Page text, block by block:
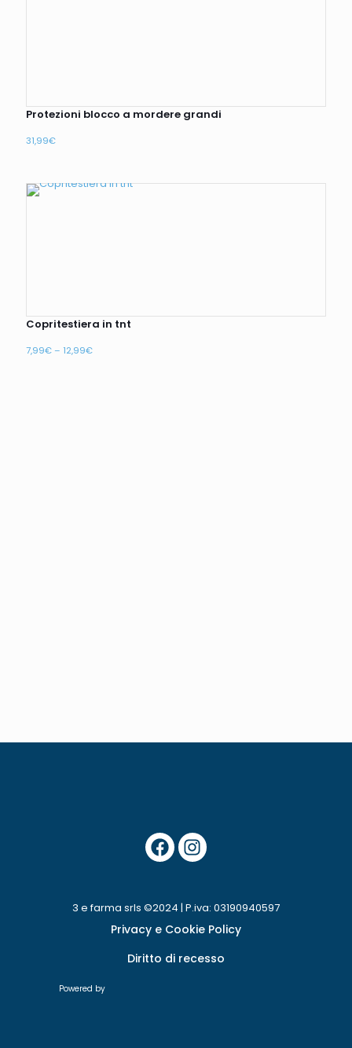
Protezioni blocco a mordere grandi
31,99€
Copritestiera in tnt
7,99€ – 12,99€
3 e farma srls ©2024 | P.iva: 03190940597
Privacy e Cookie Policy
Diritto di recesso
Powered by